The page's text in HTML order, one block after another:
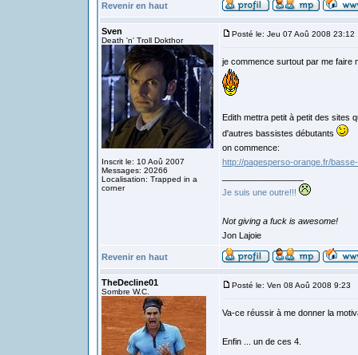
Revenir en haut
Sven
Death 'n' Troll Dokthor
Inscrit le: 10 Aoû 2007
Messages: 20266
Localisation: Trapped in a
corner
Posté le: Jeu 07 Aoû 2008 23:12
je commence surtout par me faire
Edith mettra petit à petit des sites
d'autres bassistes débutants
on commence:
http://pagesperso-orange.fr/
Je suis une outre!!!
Not giving a fuck is awesome!
Jon Lajoie
Revenir en haut
TheDecline01
Sombre W.C.
Posté le: Ven 08 Aoû 2008 9:23
Va-ce réussir à me donner la
Enfin ... un de ces 4.